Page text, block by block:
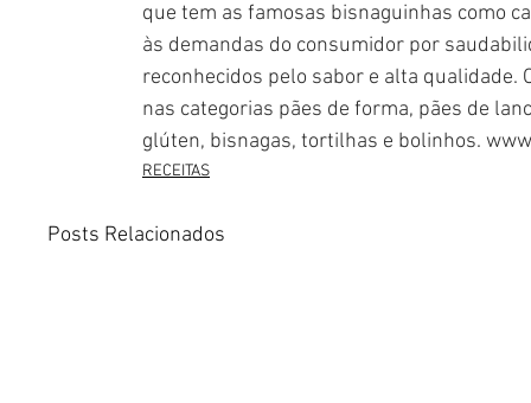
que tem as famosas bisnaguinhas como
às demandas do consumidor por
reconhecidos pelo sabor e alta
nas categorias pães de forma, pães de
RECEITAS
Posts Relacionados